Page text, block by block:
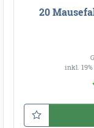
20
inkl. 19%